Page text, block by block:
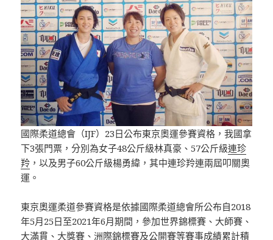
國際柔道總會（IJF）23日公布東京奧運參賽資格，我國拿
下3張門票，分別為女子48公斤級林真豪、57公斤級連珍
羚 ，以及男子60公斤級楊勇緯，其中連珍羚連兩屆叩關奧
運。
東京奧運柔道參賽資格是依據國際柔道總會所公布自2018
年5月25日至2021年6月期間，參加世界錦標賽、大師賽、
大滿貫、大獎賽、洲際錦標賽及公開賽等賽事成績累計積